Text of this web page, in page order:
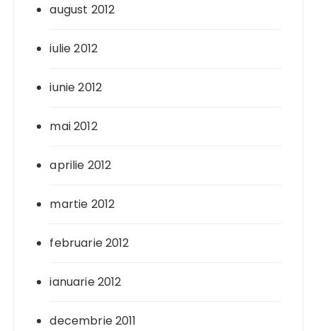
august 2012
iulie 2012
iunie 2012
mai 2012
aprilie 2012
martie 2012
februarie 2012
ianuarie 2012
decembrie 2011